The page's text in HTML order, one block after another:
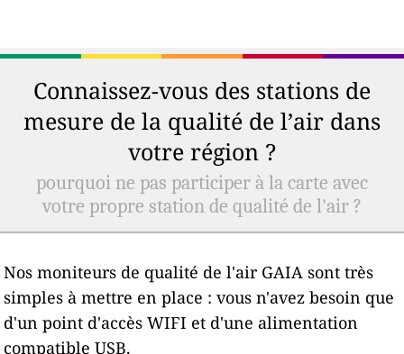
Connaissez-vous des stations de
mesure de la qualité de l’air dans
votre région ?
pourquoi ne pas participer à la carte avec
votre propre station de qualité de l'air ?
Nos moniteurs de qualité de l'air GAIA sont très
simples à mettre en place : vous n'avez besoin que
d'un point d'accès WIFI et d'une alimentation
compatible USB.